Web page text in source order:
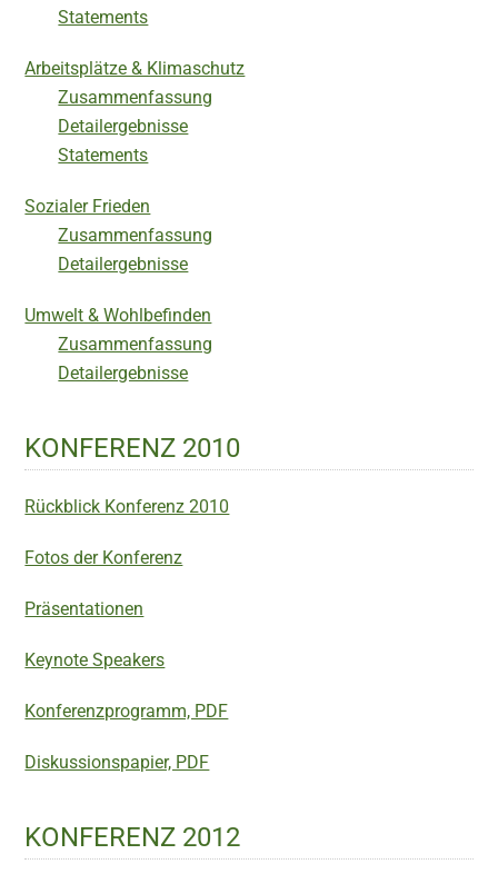
Statements
Arbeitsplätze & Klimaschutz
Zusammenfassung
Detailergebnisse
Statements
Sozialer Frieden
Zusammenfassung
Detailergebnisse
Umwelt & Wohlbefinden
Zusammenfassung
Detailergebnisse
KONFERENZ 2010
Rückblick Konferenz 2010
Fotos der Konferenz
Präsentationen
Keynote Speakers
Konferenzprogramm, PDF
Diskussionspapier, PDF
KONFERENZ 2012